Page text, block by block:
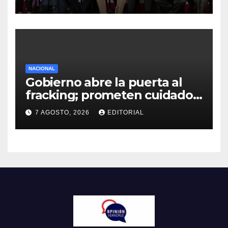
menos culpa”
NACIONAL
Gobierno abre la puerta al
fracking; prometen cuidado
del agua y consultas
ciudadanas
7 AGOSTO, 2026 EDITORIAL